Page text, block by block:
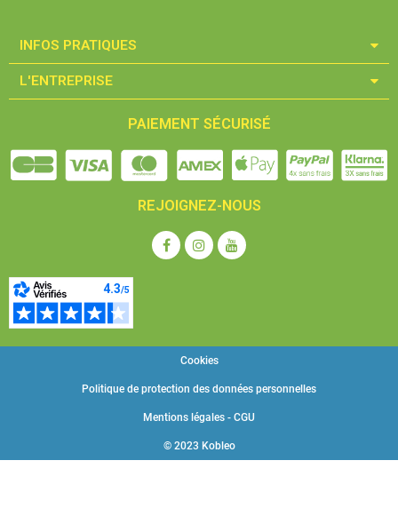
INFOS PRATIQUES​
L'ENTREPRISE​
PAIEMENT SÉCURISÉ
REJOIGNEZ-NOUS
© 2023 Kobleo
Mentions légales - CGU
Politique de protection des données personnelles
Cookies